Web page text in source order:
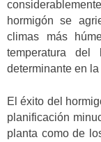
hormigón se
climas más
temperatura
determinante en
El éxito del
planificación
planta como de